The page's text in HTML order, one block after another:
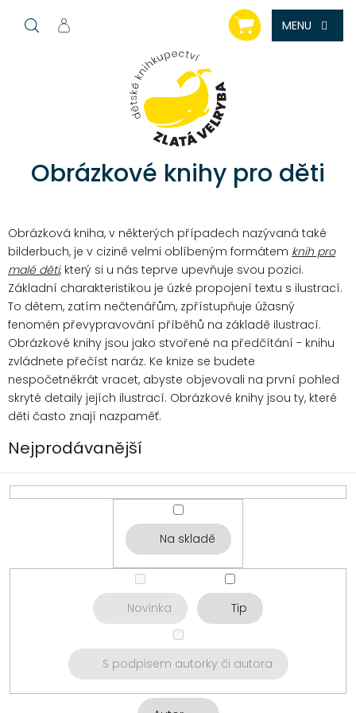
NÁKUPNÍ
KOŠÍK
Obrázkové knihy pro děti
Obrázková kniha, v některých případech nazývaná také
bilderbuch, je v cizině velmi oblíbeným formátem knih pro
malé děti, který si u nás teprve upevňuje svou pozici.
Základní charakteristikou je úzké propojení textu s ilustrací.
To dětem, zatím nečtenářům, zpřístupňuje úžasný
fenomén převypravování příběhů na základě ilustrací.
Obrázkové knihy jsou jako stvořené na předčítání - knihu
zvládnete přečíst naráz. Ke knize se budete
nespočetněkrát vracet, abyste objevovali na první pohled
skryté detaily jejích ilustrací. Obrázkové knihy jsou ty, které
děti často znají nazpaměť.
Nejprodávanější
Na skladě
Novinka Tip
S podpisem autorky či autora